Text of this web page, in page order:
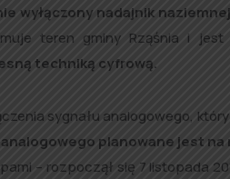
wyłączony nadajnik
teren gminy Rząśnia i jest
techniką cyfrową.
sygnału analogowego,
planowane jest na
– rozpoczął się 7 listopada